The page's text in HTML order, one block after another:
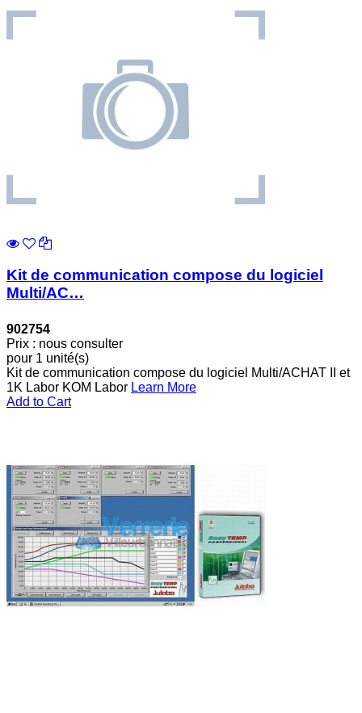
Kit de communication compose du logiciel
Multi/AC…
902754
Prix : nous consulter
pour 1 unité(s)
Kit de communication compose du logiciel Multi/ACHAT II et
1K Labor KOM Labor Learn More
Add to Cart